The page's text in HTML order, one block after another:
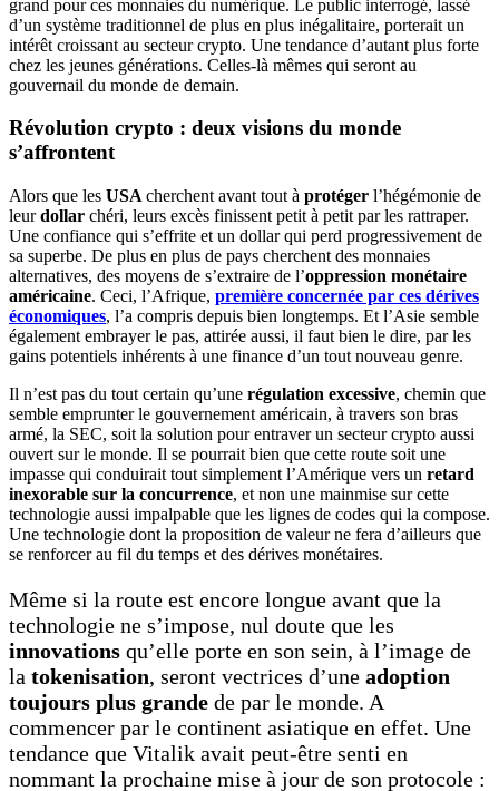
grand pour ces monnaies du numérique. Le public interrogé, lassé
d’un système traditionnel de plus en plus inégalitaire, porterait un
intérêt croissant au secteur crypto. Une tendance d’autant plus forte
chez les jeunes générations. Celles-là mêmes qui seront au
gouvernail du monde de demain.
Révolution crypto : deux visions du monde
s’affrontent
Alors que les USA cherchent avant tout à protéger l’hégémonie de
leurdollar chéri, leurs excès finissent petit à petit par les rattraper.
Une confiance qui s’effrite et un dollar qui perd progressivement de
sa superbe. De plus en plus de pays cherchent des monnaies
alternatives, des moyens de s’extraire de l’oppression monétaire
américaine. Ceci, l’Afrique, première concernée par ces dérives
économiques, l’a compris depuis bien longtemps. Et l’Asie semble
également embrayer le pas, attirée aussi, il faut bien le dire, par les
gains potentiels inhérents à une finance d’un tout nouveau genre.
Il n’est pas du tout certain qu’une régulation excessive, chemin que
semble emprunter le gouvernement américain, à travers son bras
armé, la SEC, soit la solution pour entraver un secteur crypto aussi
ouvert sur le monde. Il se pourrait bien que cette route soit une
impasse qui conduirait tout simplement l’Amérique vers un retard
inexorable sur la concurrence, et non une mainmise sur cette
technologie aussi impalpable que les lignes de codes qui la compose.
Une technologie dont la proposition de valeur ne fera d’ailleurs que
se renforcer au fil du temps et des dérives monétaires.
Même si la route est encore longue avant que la
technologie ne s’impose, nul doute que les
innovations qu’elle porte en son sein, à l’image de
la tokenisation, seront vectrices d’une adoption
toujours plus grande de par le monde. A
commencer par le continent asiatique en effet. Une
tendance que Vitalik avait peut-être senti en
nommant la prochaine mise à jour de son protocole :